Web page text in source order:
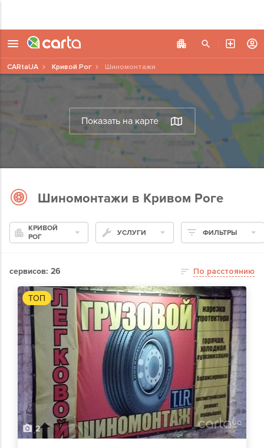
Показать на карте
CARtaUA Кривой Рог Шиномонтажи
Шиномонтажи в Кривом Роге
КРИВОЙ
РОГ
УСЛУГИ ФИЛЬТРЫ
сервисов: 26 По расстоянию
ТОП
2